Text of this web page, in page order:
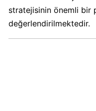
Kimin
Sahibi
Kim?
stratejisinin önemli bir
değerlendirilmektedir.